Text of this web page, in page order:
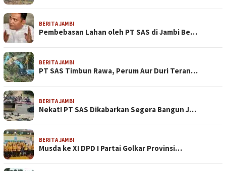
BERITA JAMBI
Pembebasan Lahan oleh PT SAS di Jambi Be…
BERITA JAMBI
PT SAS Timbun Rawa, Perum Aur Duri Teran…
BERITA JAMBI
Nekat! PT SAS Dikabarkan Segera Bangun J…
BERITA JAMBI
Musda ke XI DPD I Partai Golkar Provinsi…